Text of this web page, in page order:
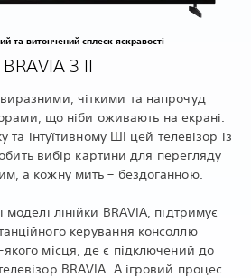
та витончений сплеск яскравості
BRAVIA 3 II
чіткими та напрочуд
що ніби оживають на екрані.
та інтуїтивному ШІ цей телевізор із
вибір картини для перегляду
а кожну мить – бездоганною.
моделі лінійки BRAVIA, підтримує
керування консоллю
місця, де є підключений до
BRAVIA. А ігровий процес